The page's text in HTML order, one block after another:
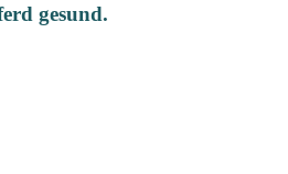
gesund.